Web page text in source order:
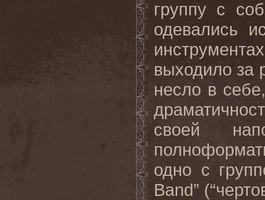
группу с
одевались
выходило за
несло в
своей
одно с
Band”